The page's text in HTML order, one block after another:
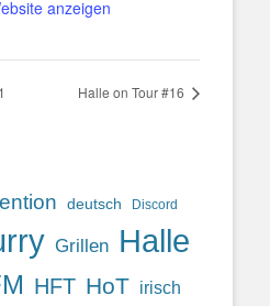
anzeigen
Halle on Tour #16
deutsch Discord
Grillen Halle
HFT HoT irisch